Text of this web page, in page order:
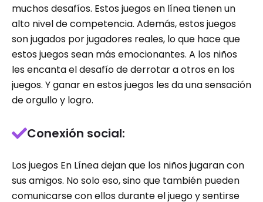
muchos desafíos. Estos juegos en línea tienen un
alto nivel de competencia. Además, estos juegos
son jugados por jugadores reales, lo que hace que
estos juegos sean más emocionantes. A los niños
les encanta el desafío de derrotar a otros en los
juegos. Y ganar en estos juegos les da una sensación
de orgullo y logro.
Conexión social:
Los juegos En Línea dejan que los niños jugaran con
sus amigos. No solo eso, sino que también pueden
comunicarse con ellos durante el juego y sentirse